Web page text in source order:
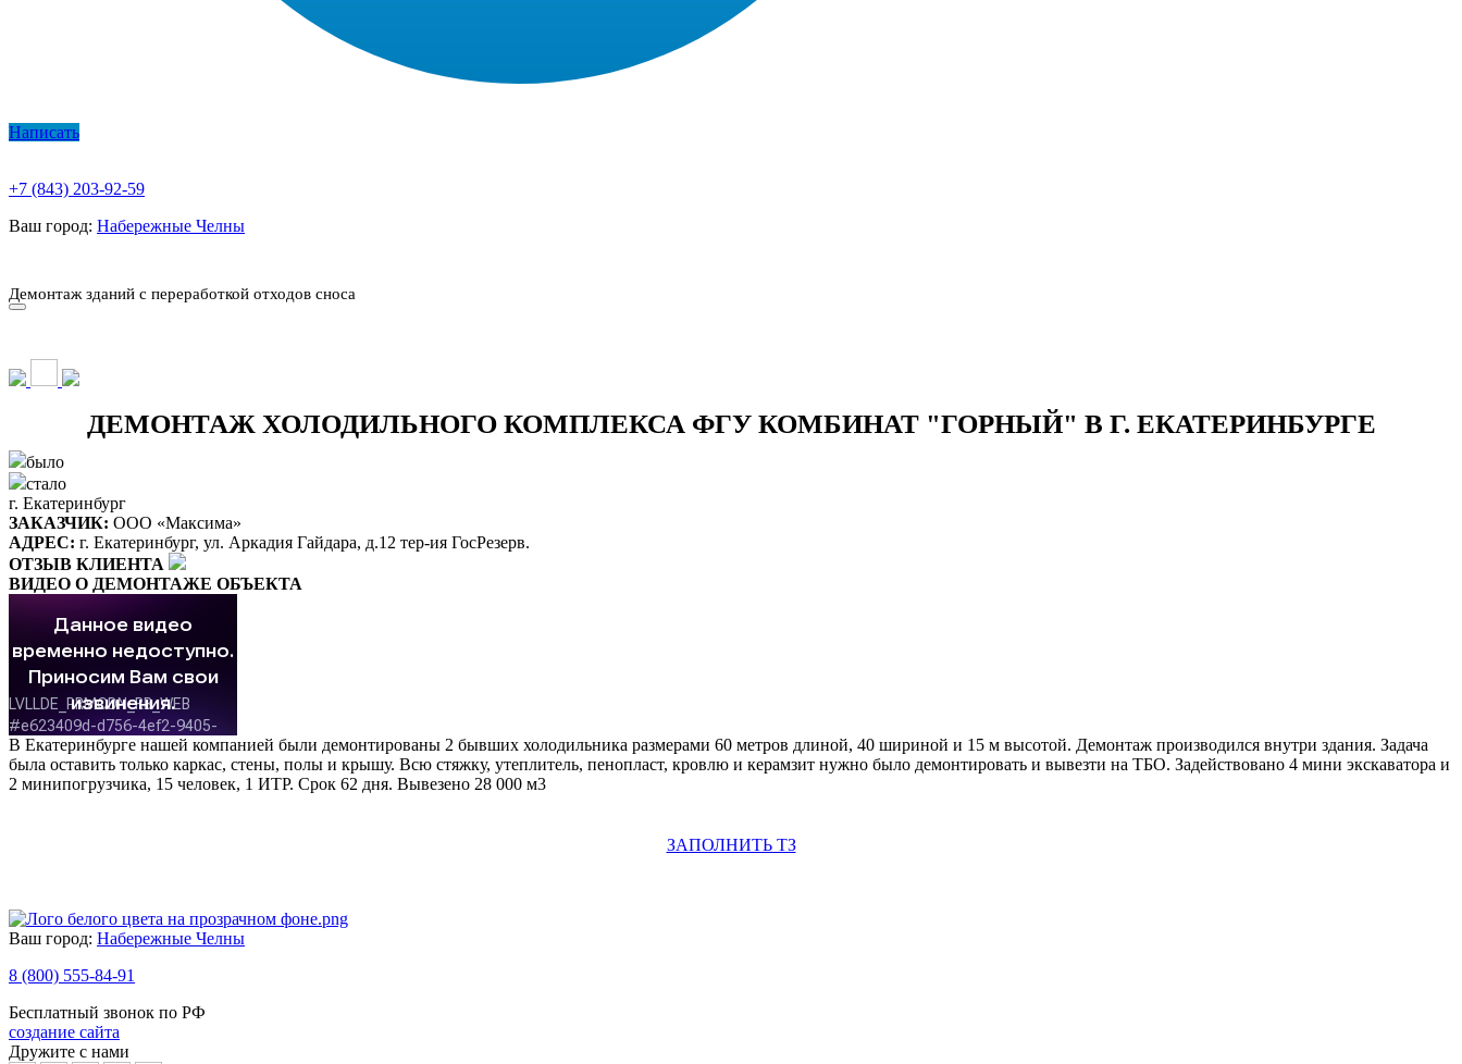
Написать
+7 (843) 203-92-59
Ваш город: Набережные Челны
Демонтаж зданий с переработкой отходов сноса
ДЕМОНТАЖ ХОЛОДИЛЬНОГО КОМПЛЕКСА ФГУ КОМБИНАТ "ГОРНЫЙ" В Г. ЕКАТЕРИНБУРГЕ
было
стало
г. Екатеринбург
ЗАКАЗЧИК: ООО «Максима»
АДРЕС: г. Екатеринбург, ул. Аркадия Гайдара, д.12 тер-ия ГосРезерв.
ОТЗЫВ КЛИЕНТА
ВИДЕО О ДЕМОНТАЖЕ ОБЪЕКТА
В Екатеринбурге нашей компанией были демонтированы 2 бывших холодильника размерами 60 метров длиной, 40 шириной и 15 м высотой. Демонтаж производился внутри здания. Задача
была оставить только каркас, стены, полы и крышу. Всю стяжку, утеплитель, пенопласт, кровлю и керамзит нужно было демонтировать и вывезти на ТБО. Задействовано 4 мини экскаватора и
2 минипогрузчика, 15 человек, 1 ИТР. Срок 62 дня. Вывезено 28 000 м3
ЗАПОЛНИТЬ ТЗ
Ваш город: Набережные Челны
8 (800) 555-84-91
Бесплатный звонок по РФ
создание сайта
Дружите с нами